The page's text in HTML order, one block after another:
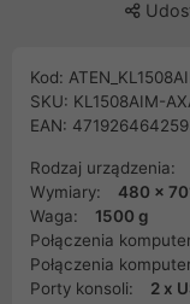
Kod:
SKU: KL1508AIM-
EAN:
Rodzaj urządzenia:
Wymiary:
480 x
Waga:
1500 g
Połączenia
Połączenia
Porty konsoli:
2 x